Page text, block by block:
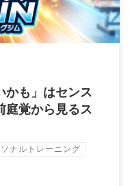
かも」はセンス
庭覚から見るス
ナルトレーニング